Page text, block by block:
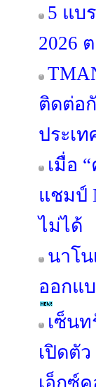
5 แบ
2026
ติดต่อ
ประเท
เมื่อ
แชมป์
ไม่ได้
นาโ
ออกแ
เซ็นท
เปิดตั
เอ็กซ์